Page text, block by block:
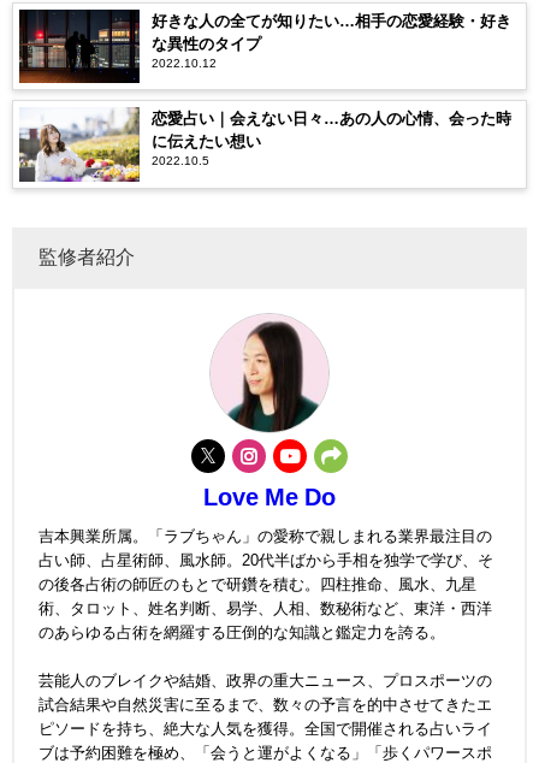
好きな人の全てが知りたい…相手の恋愛経験・好き
な異性のタイプ
2022.10.12
恋愛占い｜会えない日々…あの人の心情、会った時
に伝えたい想い
2022.10.5
監修者紹介
Love Me Do
吉本興業所属。「ラブちゃん」の愛称で親しまれる業界最注目の
占い師、占星術師、風水師。20代半ばから手相を独学で学び、そ
の後各占術の師匠のもとで研鑽を積む。四柱推命、風水、九星
術、タロット、姓名判断、易学、人相、数秘術など、東洋・西洋
のあらゆる占術を網羅する圧倒的な知識と鑑定力を誇る。
芸能人のブレイクや結婚、政界の重大ニュース、プロスポーツの
試合結果や自然災害に至るまで、数々の予言を的中させてきたエ
ピソードを持ち、絶大な人気を獲得。全国で開催される占いライ
ブは予約困難を極め、「会うと運がよくなる」「歩くパワースポ